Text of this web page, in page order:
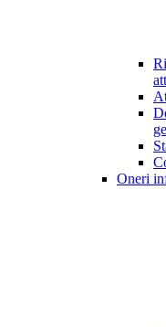
Oneri